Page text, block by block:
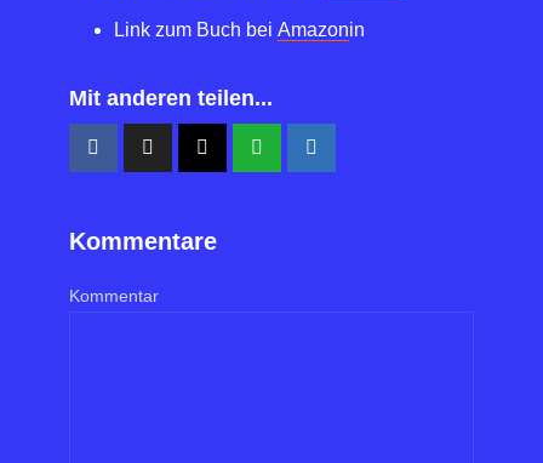
Link zum Buch bei Amazonin
Mit anderen teilen...
Kommentare
Kommentar